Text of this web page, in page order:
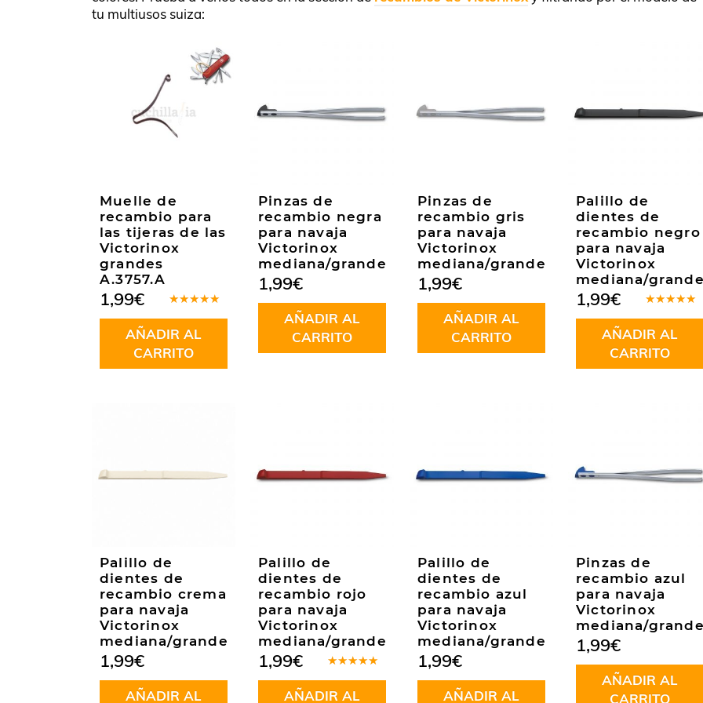
tu multiusos suiza:
Muelle de
recambio para
las tijeras de las
Victorinox
grandes
A.3757.A
en5.00de
5
1,99€
AÑADIR AL
CARRITO
Pinzas de
recambio negra
para navaja
Victorinox
mediana/grande
1,99€
AÑADIR AL
CARRITO
Pinzas de
recambio gris
para navaja
Victorinox
mediana/grande
1,99€
AÑADIR AL
CARRITO
Palillo de
dientes de
recambio negro
para navaja
Victorinox
mediana/
en5.00de
5
1,99€
AÑADIR AL
CARRITO
Palillo de
dientes de
recambio crema
para navaja
Victorinox
mediana/grande
1,99€
AÑADIR AL
Palillo de
dientes de
recambio rojo
para navaja
Victorinox
mediana/grande
en5.00de
5
1,99€
AÑADIR AL
Palillo de
dientes de
recambio azul
para navaja
Victorinox
mediana/grande
1,99€
AÑADIR AL
Pinzas de
recambio azul
para navaja
Victorinox
mediana/
1,99€
AÑADIR AL
CARRITO